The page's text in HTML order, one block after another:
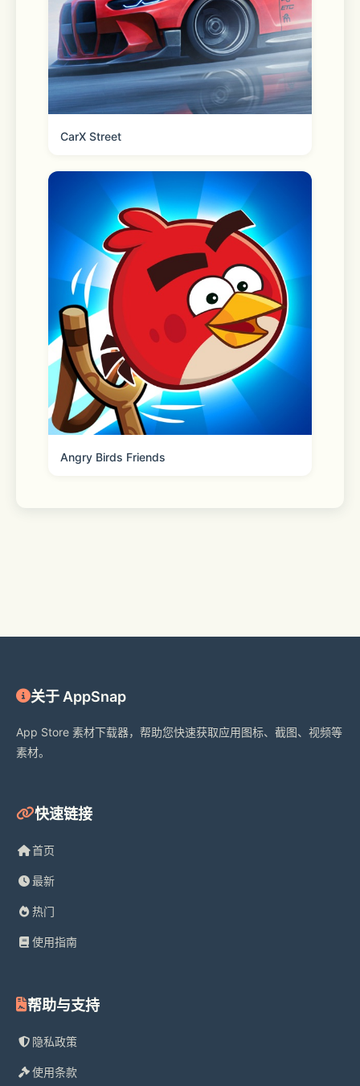
CarX Street
Angry Birds Friends
关于 AppSnap
App Store 素材下载器，帮助您快速获取应用图标、截图、视频等
素材。
快速链接
首页
最新
热门
使用指南
帮助与支持
隐私政策
使用条款